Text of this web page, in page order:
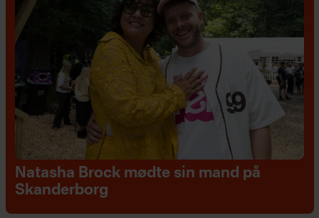
Natasha Brock mødte sin mand på
Skanderborg